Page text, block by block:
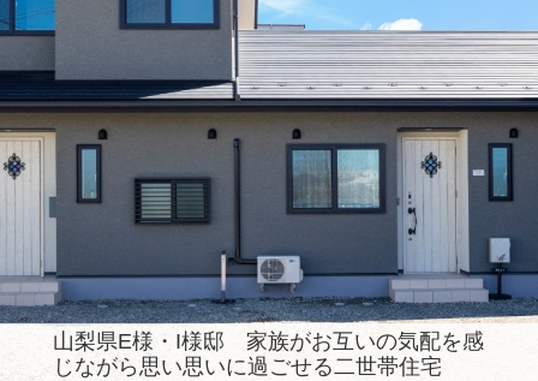
山梨県E様・I様邸 家族がお互いの気配を感
じながら思い思いに過ごせる二世帯住宅